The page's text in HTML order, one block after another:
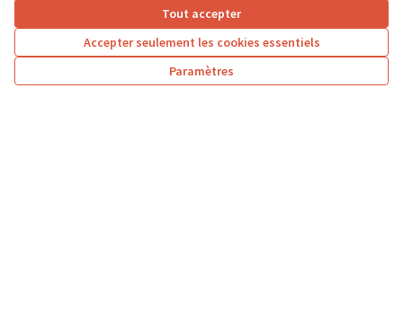
Tout accepter
Accepter seulement les cookies essentiels
Paramètres
Résultats par page : 50
3 … 7